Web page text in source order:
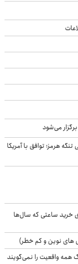
می‌شود
هرمز؛ توافق با آمریکا
خرید ساعتی که سال‌ها
های نوین و کم خطر)
همه واقعیت را نمی‌گویند